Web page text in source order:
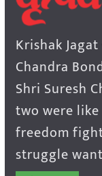
Krishak
Chandra
Shri Suresh
two were
freedom
struggle